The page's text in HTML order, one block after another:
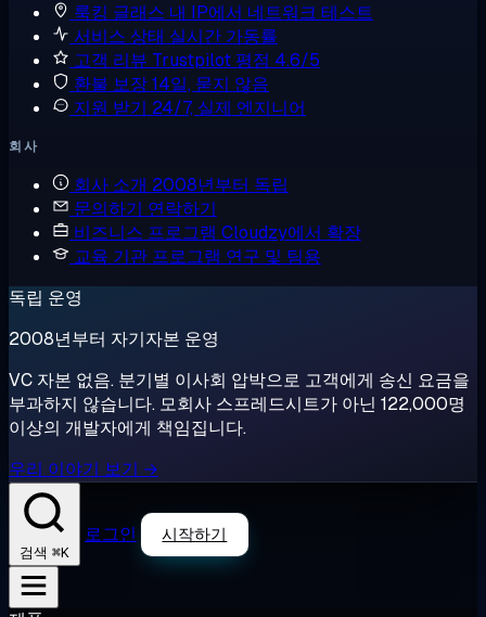
룩킹 글래스 내 IP에서 네트워크 테스트
서비스 상태 실시간 가동률
고객 리뷰 Trustpilot 평점 4.6/5
환불 보장14일, 묻지 않음
지원 받기 24/7, 실제 엔지니어
회사
회사 소개 2008년부터 독립
문의하기 연락하기
비즈니스 프로그램 Cloudzy에서 확장
교육 기관 프로그램 연구 및 팀용
독립 운영
2008년부터 자기자본 운영
VC 자본 없음. 분기별 이사회 압박으로 고객에게 송신 요금을
부과하지 않습니다. 모회사 스프레드시트가 아닌 122,000명
이상의 개발자에게 책임집니다.
우리 이야기 보기 →
검색 ⌘K
로그인 시작하기